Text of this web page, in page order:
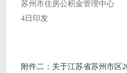
苏州市住房公积金管理
4日印发
附件二：关于江苏省苏州市区